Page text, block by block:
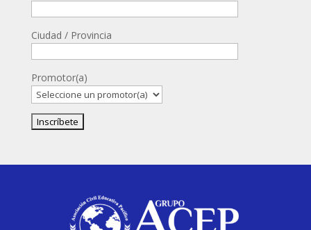
Ciudad / Provincia
Promotor(a)